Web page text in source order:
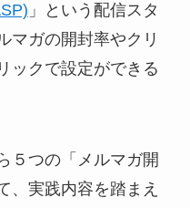
」という配信スタ
マガの開封率やクリ
ックで設定ができる
５つの「メルマガ開
、実践内容を踏まえ